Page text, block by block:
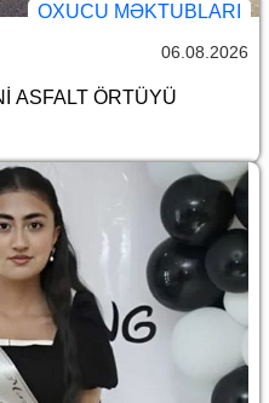
OXUCU MƏKTUBLARI
06.08.2026
ASFALT ÖRTÜYÜ